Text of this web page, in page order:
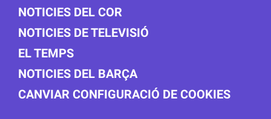
NOTICIES DEL COR
NOTICIES DE TELEVISIÓ
EL TEMPS
NOTICIES DEL BARÇA
CANVIAR CONFIGURACIÓ DE COOKIES